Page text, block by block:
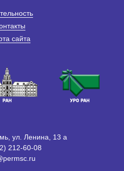
сайта
ул. Ленина, 13 а
212-60-08